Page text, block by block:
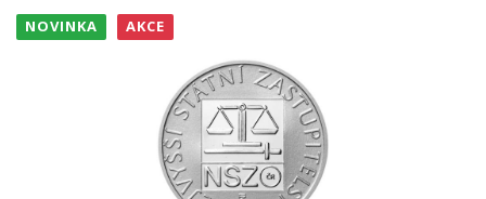
NOVINKA AKCE